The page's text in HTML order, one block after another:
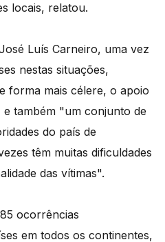
locais, relatou.
Luís Carneiro, uma vez
nestas situações,
forma mais célere, o apoio
também "um conjunto de
do país de
têm muitas dificuldades
das vítimas".
ocorrências
em todos os continentes,